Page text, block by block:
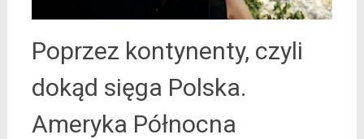
Poprzez kontynenty, czyli
dokąd sięga Polska.
Ameryka Północna